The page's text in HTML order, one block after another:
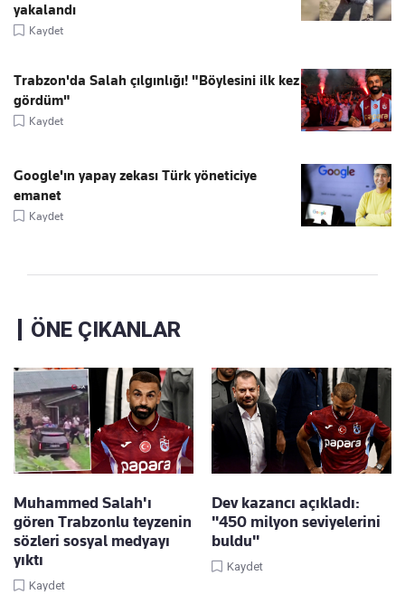
yakalandı
Kaydet
Trabzon'da Salah çılgınlığı! "Böylesini ilk kez
gördüm"
Kaydet
Google'ın yapay zekası Türk yöneticiye
emanet
Kaydet
ÖNE ÇIKANLAR
Muhammed Salah'ı
gören Trabzonlu teyzenin
sözleri sosyal medyayı
yıktı
Kaydet
Dev kazancı açıkladı:
"450 milyon seviyelerini
buldu"
Kaydet